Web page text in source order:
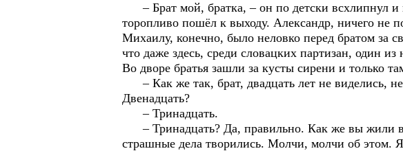
– Брат мой, братка, – он по детски всхлипнул и
торопливо пошёл к выходу. Александр, ничего не
Михаилу, конечно, было неловко перед братом за
что даже здесь, среди словацких партизан, один
Во дворе братья зашли за кусты сирени и только
– Как же так, брат, двадцать лет не виделись,
Двенадцать?
– Тринадцать.
– Тринадцать? Да, правильно. Как же вы жили
страшные дела творились. Молчи, молчи об этом.